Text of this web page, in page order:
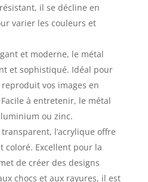
il se décline en
varier les couleurs et
et moderne, le métal
et sophistiqué. Idéal pour
vos images en
à entretenir, le métal
ou zinc.
l’acrylique offre
coloré. Excellent pour la
de créer des designs
chocs et aux rayures, il est